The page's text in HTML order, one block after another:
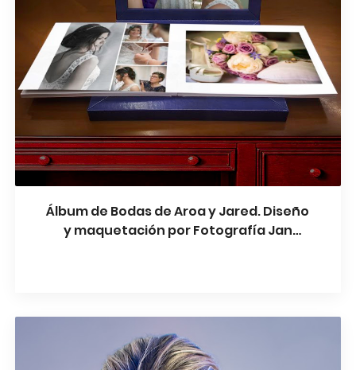
Álbum de Bodas de Aroa y Jared. Diseño
y maquetación por Fotografía Jan